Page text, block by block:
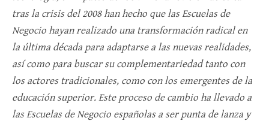
tras la crisis del 2008 han hecho que las Escuelas de
Negocio hayan realizado una transformación radical en
la última década para adaptarse a las nuevas realidades,
así como para buscar su complementariedad tanto con
los actores tradicionales, como con los emergentes de la
educación superior. Este proceso de cambio ha llevado a
las Escuelas de Negocio españolas a ser punta de lanza y